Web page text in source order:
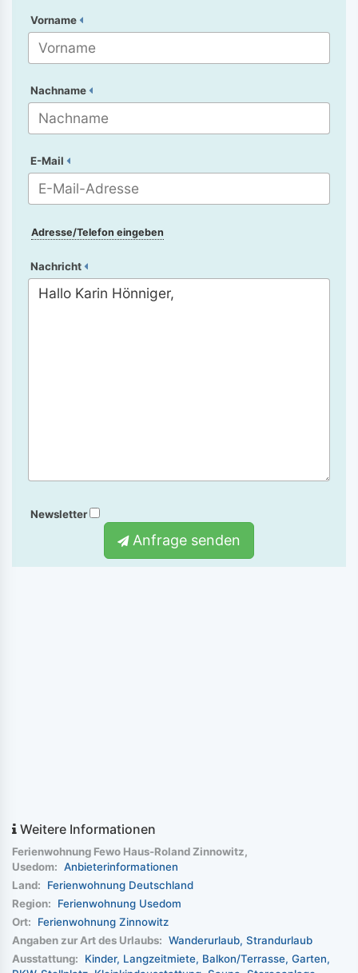
Vorname
Nachname
E-Mail
Adresse/Telefon eingeben
Nachricht
Newsletter
Anfrage senden
Weitere Informationen
Ferienwohnung Fewo Haus-Roland Zinnowitz,
Usedom: Anbieterinformationen
Land:
Ferienwohnung Deutschland
Region:
Ferienwohnung Usedom
Ort:
Ferienwohnung Zinnowitz
Angaben zur Art des Urlaubs: Wanderurlaub Strandurlaub
Ausstattung:
Kinder Langzeitmiete Balkon/Terrasse Garten